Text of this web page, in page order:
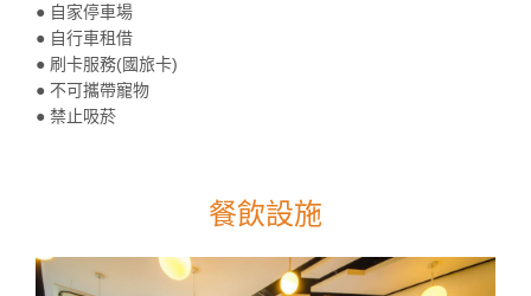
● 自家停車場
● 自行車租借
● 刷卡服務(國旅卡)
● 不可攜帶寵物
● 禁止吸菸
餐飲設施